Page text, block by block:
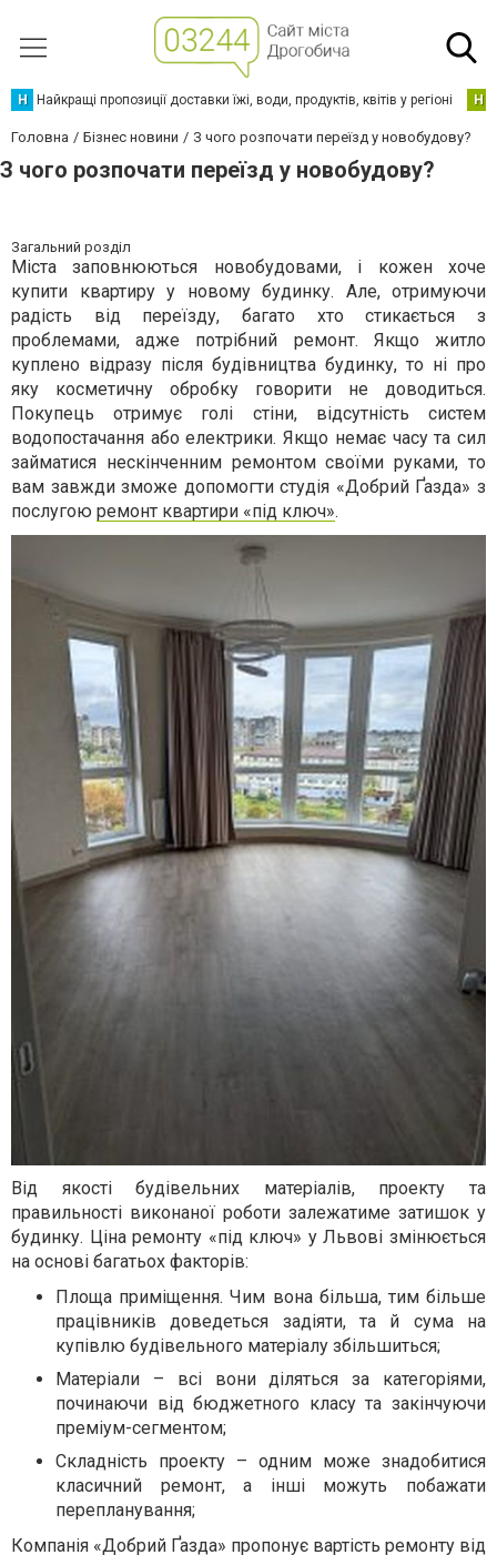
Н Найкращі пропозиції доставки їжі, води, продуктів, квітів у регіоні Н
Головна Бізнес новини З чого розпочати переїзд у новобудову?
З чого розпочати переїзд у новобудову?
Загальний розділ
Міста заповнюються новобудовами, і кожен хоче
купити квартиру у новому будинку. Але, отримуючи
радість від переїзду, багато хто стикається з
проблемами, адже потрібний ремонт. Якщо житло
куплено відразу після будівництва будинку, то ні про
яку косметичну обробку говорити не доводиться.
Покупець отримує голі стіни, відсутність систем
водопостачання або електрики. Якщо немає часу та сил
займатися нескінченним ремонтом своїми руками, то
вам завжди зможе допомогти студія «Добрий Ґазда» з
послугою ремонт квартири «під ключ».
Від якості будівельних матеріалів, проекту та
правильності виконаної роботи залежатиме затишок у
будинку. Ціна ремонту «під ключ» у Львові змінюється
на основі багатьох факторів:
Площа приміщення. Чим вона більша, тим більше
працівників доведеться задіяти, та й сума на
купівлю будівельного матеріалу збільшиться;
Матеріали – всі вони діляться за категоріями,
починаючи від бюджетного класу та закінчуючи
преміум-сегментом;
Складність проекту – одним може знадобитися
класичний ремонт, а інші можуть побажати
перепланування;
Компанія «Добрий Ґазда» пропонує вартість ремонту від